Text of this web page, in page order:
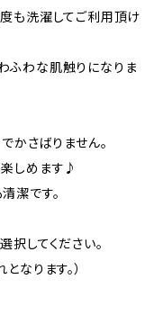
も洗濯してご利用頂け
ふわな肌触りになりま
かさばりません。
しめます♪
潔です。
択してください。
なります。）